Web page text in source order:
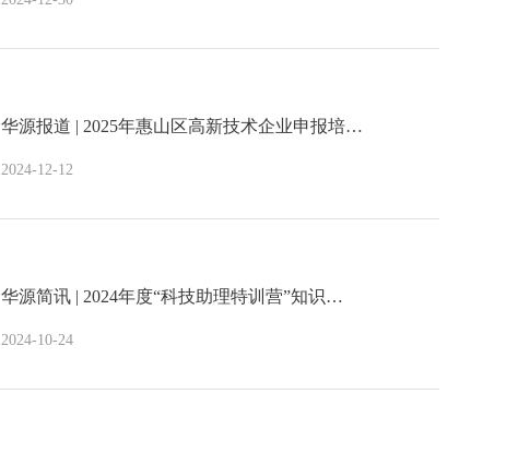
华源报道 | 2025年惠山区高新技术企业申报培…
2024-12-12
华源简讯 | 2024年度“科技助理特训营”知识…
2024-10-24